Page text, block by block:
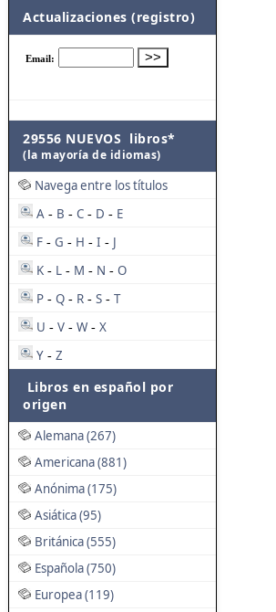
Actualizaciones (registro)
29556 NUEVOS libros*
(la mayoría de idiomas)
Navega entre los títulos
A - B - C - D - E
F - G - H - I - J
K - L - M - N - O
P - Q - R - S - T
U - V - W - X
Y - Z
Libros en español por
origen
Alemana (267)
Americana (881)
Anónima (175)
Asiática (95)
Británica (555)
Española (750)
Europea (119)